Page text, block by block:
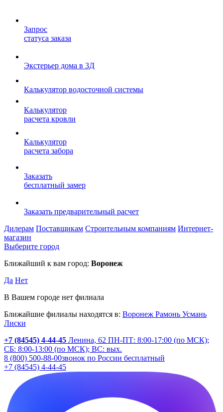
Запрос
статуса заказа
Экстерьер дома в 3Д
Калькулятор водосточной системы
Калькулятор
расчета кровли
Калькулятор
расчета забора
Заказать
бесплатный замер
Заказать предварительный расчет
Дилерам Поставщикам Строительным компаниям Интернет-
магазин
Выберите город
Ближайший к вам город: Воронеж
Да Нет
В Вашем городе нет филиала
Ближайшие филиалы находятся в: Воронеж Рамонь Усмань
Лиски
+7 (84545) 4-44-45 Ленина, 62 ПН-ПТ: 8:00-17:00 (по МСК);
СБ: 8:00-13:00 (по МСК); ВС: вых.
8 (800) 500-88-00звонок по России бесплатный
+7 (84545) 4-44-45